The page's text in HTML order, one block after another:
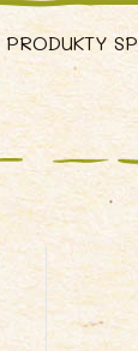
PRODUKTY